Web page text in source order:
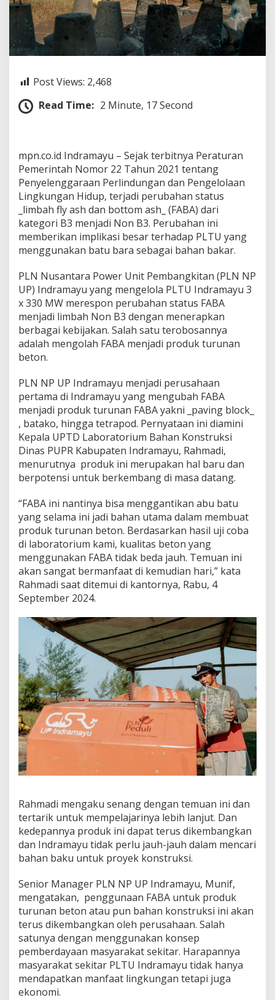
a
n
t
a
r
r
y
u
M
a
n
f
a
a
t
k
n
A
B
A
J
a
d
r
o
d
u
k
T
u
r
u
n
n
B
e
t
o
n
Post Views: 2,468
Read Time: 2 Minute, 17 Second
mpn.co.id Indramayu – Sejak terbitnya Peraturan
Pemerintah Nomor 22 Tahun 2021 tentang
Penyelenggaraan Perlindungan dan Pengelolaan
Lingkungan Hidup, terjadi perubahan status
_limbah fly ash dan bottom ash_ (FABA) dari
kategori B3 menjadi Non B3. Perubahan ini
memberikan implikasi besar terhadap PLTU yang
menggunakan batu bara sebagai bahan bakar.
PLN Nusantara Power Unit Pembangkitan (PLN NP
UP) Indramayu yang mengelola PLTU Indramayu 3
x 330 MW merespon perubahan status FABA
menjadi limbah Non B3 dengan menerapkan
berbagai kebijakan. Salah satu terobosannya
adalah mengolah FABA menjadi produk turunan
beton.
PLN NP UP Indramayu menjadi perusahaan
pertama di Indramayu yang mengubah FABA
menjadi produk turunan FABA yakni _paving block_
, batako, hingga tetrapod. Pernyataan ini diamini
Kepala UPTD Laboratorium Bahan Konstruksi
Dinas PUPR Kabupaten Indramayu, Rahmadi,
menurutnya produk ini merupakan hal baru dan
berpotensi untuk berkembang di masa datang.
“FABA ini nantinya bisa menggantikan abu batu
yang selama ini jadi bahan utama dalam membuat
produk turunan beton. Berdasarkan hasil uji coba
di laboratorium kami, kualitas beton yang
menggunakan FABA tidak beda jauh. Temuan ini
akan sangat bermanfaat di kemudian hari,” kata
Rahmadi saat ditemui di kantornya, Rabu, 4
September 2024.
Rahmadi mengaku senang dengan temuan ini dan
tertarik untuk mempelajarinya lebih lanjut. Dan
kedepannya produk ini dapat terus dikembangkan
dan Indramayu tidak perlu jauh-jauh dalam mencari
bahan baku untuk proyek konstruksi.
Senior Manager PLN NP UP Indramayu, Munif,
mengatakan, penggunaan FABA untuk produk
turunan beton atau pun bahan konstruksi ini akan
terus dikembangkan oleh perusahaan. Salah
satunya dengan menggunakan konsep
pemberdayaan masyarakat sekitar. Harapannya
masyarakat sekitar PLTU Indramayu tidak hanya
mendapatkan manfaat lingkungan tetapi juga
ekonomi.